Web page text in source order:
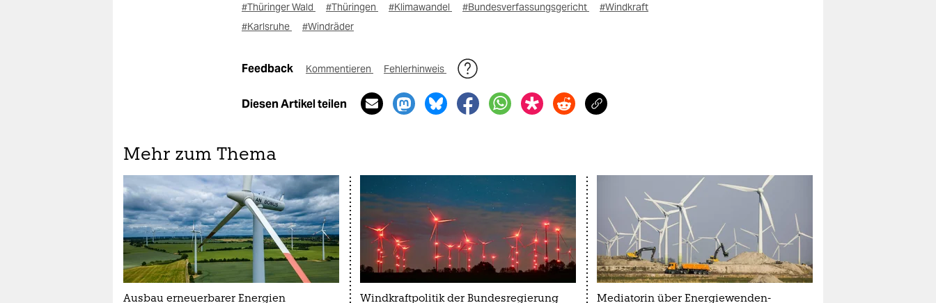
#Thüringer Wald #Thüringen #Klimawandel #Bundesverfassungsgericht
#Windkraft
#Karlsruhe
#Windräder
Feedback Kommentieren Fehlerhinweis
Diesen Artikel teilen
Mehr zum Thema
Ausbau erneuerbarer Energien Windkraftpolitik der Bundesregierung Mediatorin über Energiewenden-